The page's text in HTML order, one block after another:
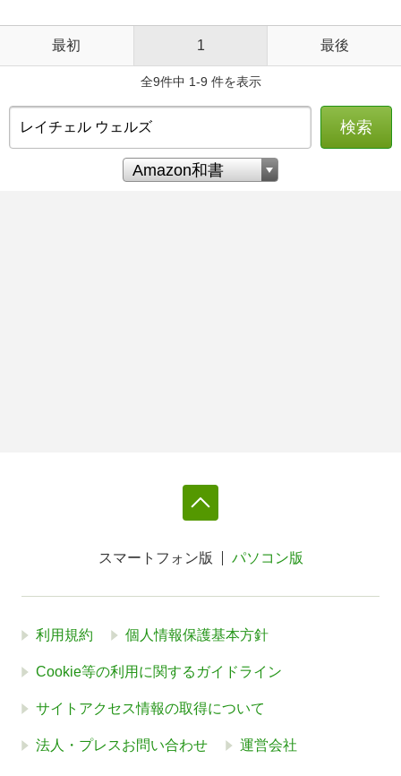
最初 1 最後
全9件中 1-9 件を表示
検索
スマートフォン版 パソコン版
利用規約 個人情報保護基本方針
Cookie等の利用に関するガイドライン
サイトアクセス情報の取得について
法人・プレスお問い合わせ 運営会社